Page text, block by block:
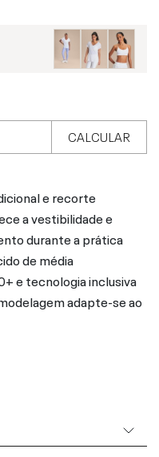
CALCULAR
e recorte
a vestibilidade e
durante a prática
de média
e tecnologia inclusiva
adapte-se ao